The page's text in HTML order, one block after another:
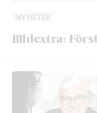
NYHETER
Bildextra: